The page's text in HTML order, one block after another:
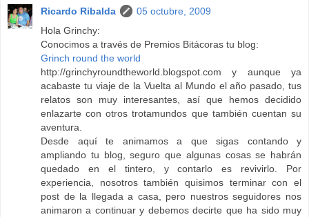
Ricardo Ribalda
05 octubre, 2009
Hola Grinchy:
Conocimos a través de Premios Bitácoras tu blog:
Grinch round the world
http://grinchyroundtheworld.blogspot.com y aunque ya
acabaste tu viaje de la Vuelta al Mundo el año pasado, tus
relatos son muy interesantes, así que hemos decidido
enlazarte con otros trotamundos que también cuentan su
aventura.
Desde aquí te animamos a que sigas contando y
ampliando tu blog, seguro que algunas cosas se habrán
quedado en el tintero, y contarlo es revivirlo. Por
experiencia, nosotros también quisimos terminar con el
post de la llegada a casa, pero nuestros seguidores nos
animaron a continuar y debemos decirte que ha sido muy